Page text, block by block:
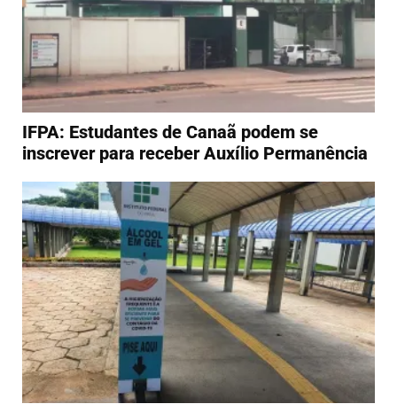
IFPA: Estudantes de Canaã podem se
inscrever para receber Auxílio Permanência